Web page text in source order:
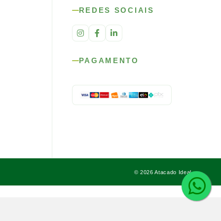
REDES SOCIAIS
PAGAMENTO
© 2026 Atacado Ideal